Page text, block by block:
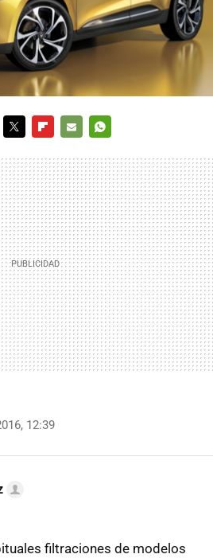
MAIL
12:39
filtraciones de modelos